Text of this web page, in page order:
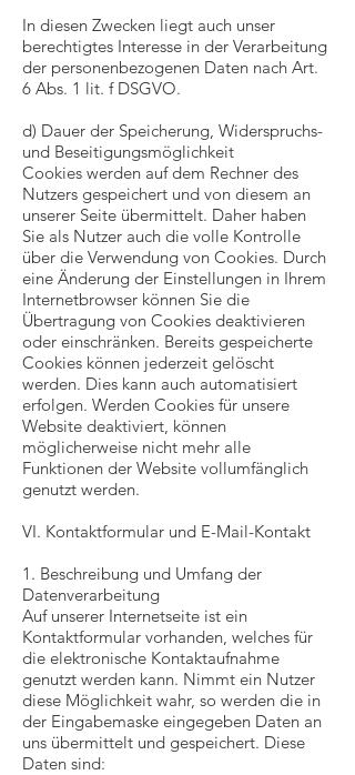
In diesen Zwecken liegt auch unser
berechtigtes Interesse in der Verarbeitung
der personenbezogenen Daten nach Art.
6 Abs. 1 lit. f DSGVO.
d) Dauer der Speicherung, Widerspruchs-
und Beseitigungsmöglichkeit
Cookies werden auf dem Rechner des
Nutzers gespeichert und von diesem an
unserer Seite übermittelt. Daher haben
Sie als Nutzer auch die volle Kontrolle
über die Verwendung von Cookies. Durch
eine Änderung der Einstellungen in Ihrem
Internetbrowser können Sie die
Übertragung von Cookies deaktivieren
oder einschränken. Bereits gespeicherte
Cookies können jederzeit gelöscht
werden. Dies kann auch automatisiert
erfolgen. Werden Cookies für unsere
Website deaktiviert, können
möglicherweise nicht mehr alle
Funktionen der Website vollumfänglich
genutzt werden.
VI. Kontaktformular und E-Mail-Kontakt
1. Beschreibung und Umfang der
Datenverarbeitung
Auf unserer Internetseite ist ein
Kontaktformular vorhanden, welches für
die elektronische Kontaktaufnahme
genutzt werden kann. Nimmt ein Nutzer
diese Möglichkeit wahr, so werden die in
der Eingabemaske eingegeben Daten an
uns übermittelt und gespeichert. Diese
Daten sind: